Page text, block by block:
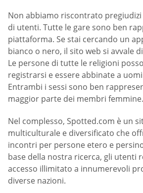
Non abbiamo riscontrato
di utenti. Tutte le gare sono ben
piattaforma. Se stai cercando un
bianco o nero, il sito web si avvale
Le persone di tutte le religioni
registrarsi e essere abbinate a
Entrambi i sessi sono ben
maggior parte dei membri femmine.
Nel complesso, Spotted.com è un
multiculturale e diversificato che
incontri per persone etero e
base della nostra ricerca, gli utenti
accesso illimitato a innumerevoli
diverse nazioni.